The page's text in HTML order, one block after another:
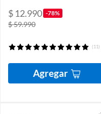
$ 12.990 -78%
$ 59.990
(11)
Agregar